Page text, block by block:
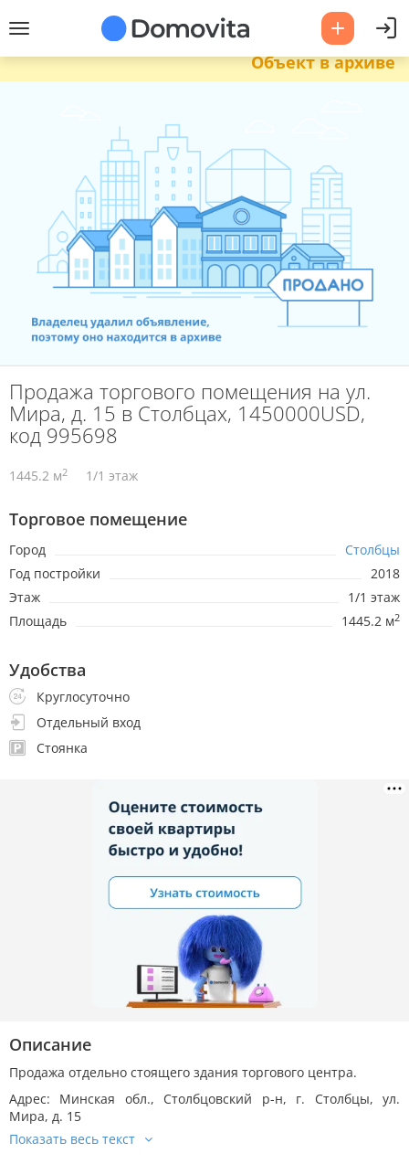
Объект в архиве
Продажа торгового помещения на ул.
Мира, д. 15 в Столбцах, 1450000USD,
код 995698
1445.2 м2 1/1 этаж
Торговое помещение
Город
Столбцы
Год постройки
2018
Этаж
1/1 этаж
Площадь
1445.2 м2
Удобства
Круглосуточно
Отдельный вход
Стоянка
Описание
Продажа отдельно стоящего здания торгового центра.
Адрес: Минская обл., Столбцовский р-н, г. Столбцы, ул.
Мира, д. 15